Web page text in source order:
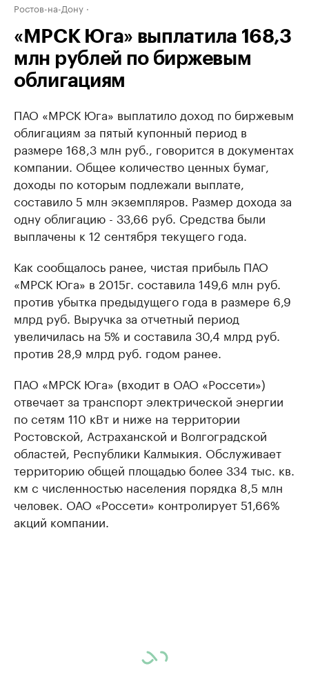
Ростов-на-Дону
«МРСК Юга» выплатила 168,3
млн рублей по биржевым
облигациям
ПАО «МРСК Юга» выплатило доход по биржевым
облигациям за пятый купонный период в
размере 168,3 млн руб., говорится в документах
компании. Общее количество ценных бумаг,
доходы по которым подлежали выплате,
составило 5 млн экземпляров. Размер дохода за
одну облигацию - 33,66 руб. Средства были
выплачены к 12 сентября текущего года.
Как сообщалось ранее, чистая прибыль ПАО
«МРСК Юга» в 2015г. составила 149,6 млн руб.
против убытка предыдущего года в размере 6,9
млрд руб. Выручка за отчетный период
увеличилась на 5% и составила 30,4 млрд руб.
против 28,9 млрд руб. годом ранее.
ПАО «МРСК Юга» (входит в ОАО «Россети»)
отвечает за транспорт электрической энергии
по сетям 110 кВт и ниже на территории
Ростовской, Астраханской и Волгоградской
областей, Республики Калмыкия. Обслуживает
территорию общей площадью более 334 тыс. кв.
км с численностью населения порядка 8,5 млн
человек. ОАО «Россети» контролирует 51,66%
акций компании.